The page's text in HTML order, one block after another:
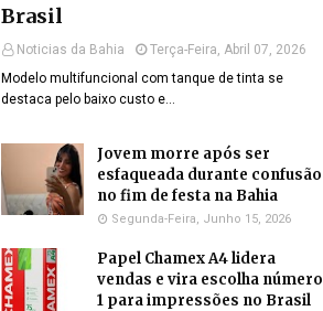
Brasil
Noticias da Bahia
Terça-Feira, Abril 07, 2026
Modelo multifuncional com tanque de tinta se
destaca pelo baixo custo e…
Jovem morre após ser
esfaqueada durante confusão
no fim de festa na Bahia
Segunda-Feira, Junho 15, 2026
Papel Chamex A4 lidera
vendas e vira escolha número
1 para impressões no Brasil